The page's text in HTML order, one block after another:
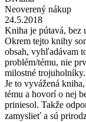
Neoverený nákup
24.5.2018
Kniha je pútavá, bez
Okrem tejto knihy
obsah, vyhľadávam
problém/tému, nie
milostné
Je to vyvážená
tému a hovorí o nej
priniesol. Takže
zamyslieť a sú